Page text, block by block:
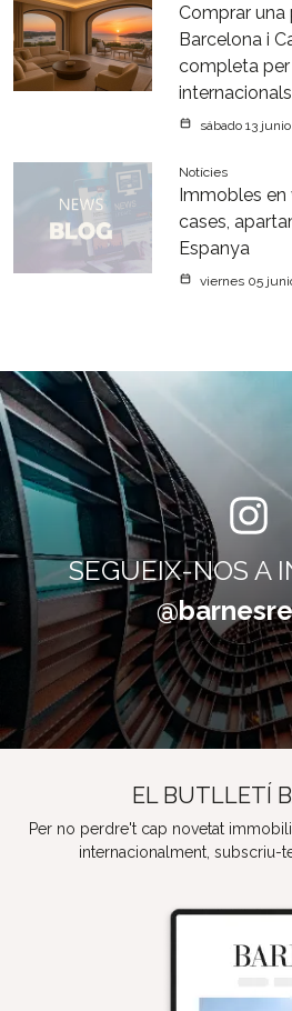
Comprar
Barcelona i
completa
internacionals
sábado 13
Notícies
Immobles en
cases,
Espanya
viernes 05
SEGUEIX-NOS A
EL BUTLLETÍ
Per no perdre't cap novetat
internacionalment, subscriu-